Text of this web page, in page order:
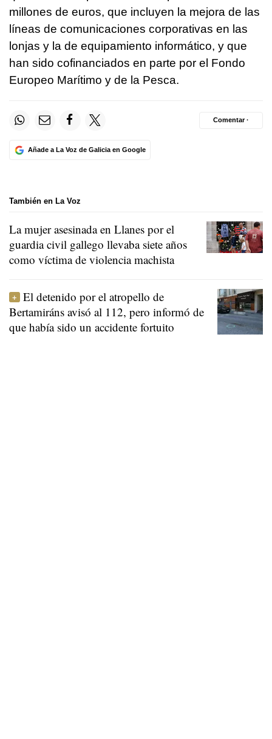
millones de euros, que incluyen la mejora de las
líneas de comunicaciones corporativas en las
lonjas y la de equipamiento informático, y que
han sido cofinanciados en parte por el Fondo
Europeo Marítimo y de la Pesca.
Añade a La Voz de Galicia en Google
Comentar ·
También en La Voz
La mujer asesinada en Llanes por el
guardia civil gallego llevaba siete años
como víctima de violencia machista
El detenido por el atropello de
Bertamiráns avisó al 112, pero informó de
que había sido un accidente fortuito